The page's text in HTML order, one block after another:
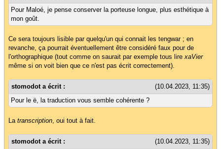
Pour Maloé, je pense conserver la porteuse longue, plus esthétique à
mon goût.
Ce sera toujours lisible par quelqu'un qui connait les tengwar ; en
revanche, ça pourrait éventuellement être considéré faux pour de
l'orthographique (tout comme on saurait par exemple tous lire xaVier
même si on voit bien que ce n'est pas écrit correctement).
(10.04.2023, 11:35)
stomodot a écrit :
Pour le ë, la traduction vous semble cohérente ?
La transcription, oui tout à fait.
(10.04.2023, 11:35)
stomodot a écrit :